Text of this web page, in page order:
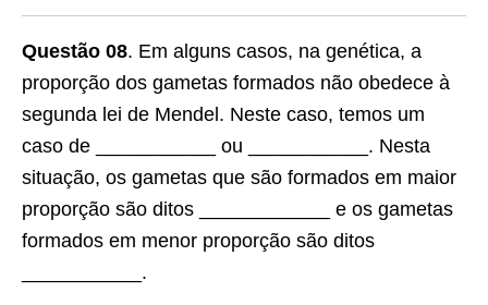
Questão 08. Em alguns casos, na genética, a
proporção dos gametas formados não obedece à
se­gunda lei de Mendel. Neste caso, temos um
caso de ___________ ou ___________. Nesta
situação, os gametas que são formados em maior
proporção são ditos ____________ e os gametas
formados em menor proporção são ditos
___________.